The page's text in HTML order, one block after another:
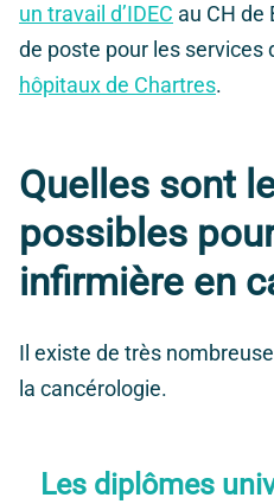
un travail d’IDEC au CH de
de poste pour les services
hôpitaux de Chartres.
Quelles sont
possibles
infirmière en
Il existe de très
la cancérologie.
Les diplômes